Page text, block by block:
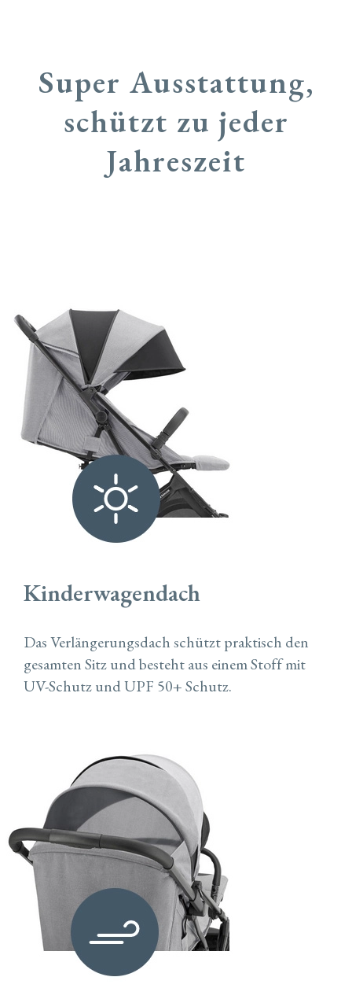
Super Ausstattung,
schützt zu jeder
Jahreszeit
Kinderwagendach
Das Verlängerungsdach schützt praktisch den
gesamten Sitz und besteht aus einem Stoff mit
UV-Schutz und UPF 50+ Schutz.